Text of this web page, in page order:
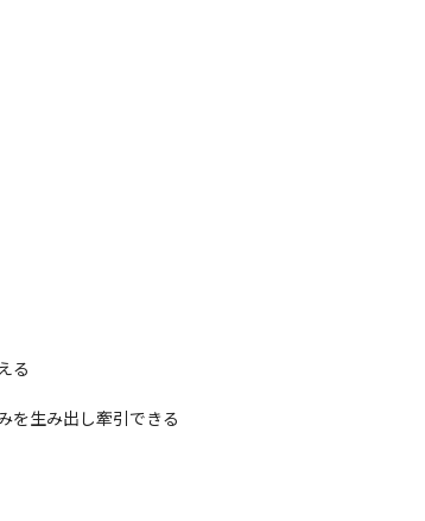
る
を生み出し牽引できる